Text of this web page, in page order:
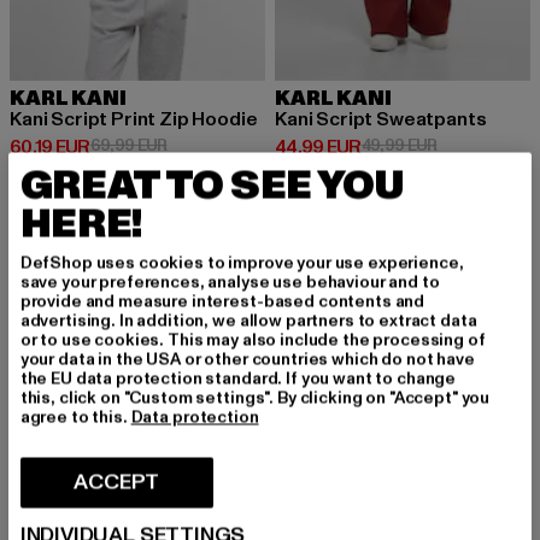
KARL KANI
Kani Script Print Zip Hoodie
60,19 EUR
Ajankohtainen hinta: 60,19 EUR
69,99 EURKampanjahinta: 69,99 EUR
KARL KANI
Kani Script Sweatpants
44,99 EUR
Ajankohtainen hinta: 44,99 EUR
49,99 EUR
-17%
GREAT TO SEE YOU
HERE!
DefShop uses cookies to improve your use experience,
save your preferences, analyse use behaviour and to
provide and measure interest-based contents and
advertising. In addition, we allow partners to extract data
or to use cookies. This may also include the processing of
your data in the USA or other countries which do not have
the EU data protection standard. If you want to change
this, click on "Custom settings". By clicking on "Accept" you
agree to this. Data protection
ACCEPT